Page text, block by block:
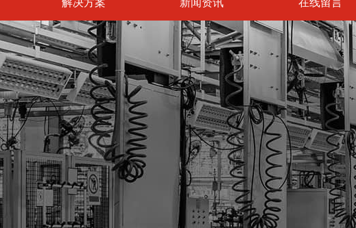
解决方案 新闻资讯 在线留言